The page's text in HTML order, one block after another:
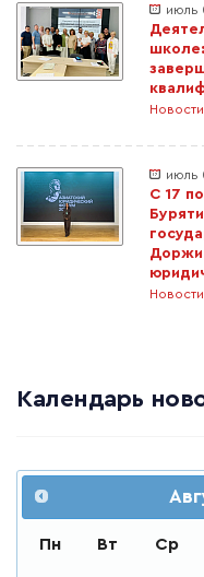
июль
июль
С 17
Доржи
Календарь
Пн Вт Ср